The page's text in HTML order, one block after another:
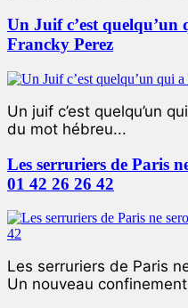
Un Juif c’est
Francky Perez
Un juif c’est quelqu’un
du mot hébreu...
Les serruriers de Paris
01 42 26 26 42
Les serruriers de Paris
Un nouveau